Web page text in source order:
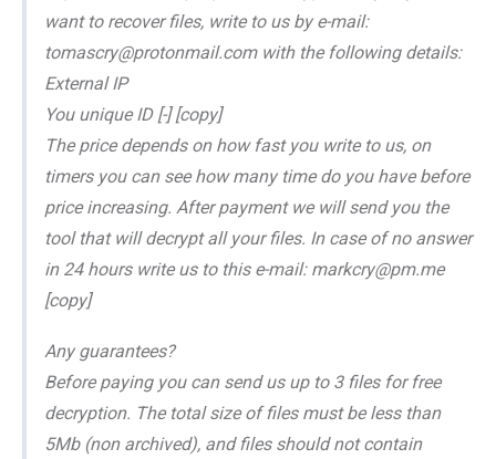
want to recover files, write to us by e-mail:
tomascry@protonmail.com with the following details:
External IP
You unique ID [-] [copy]
The price depends on how fast you write to us, on
timers you can see how many time do you have before
price increasing. After payment we will send you the
tool that will decrypt all your files. In case of no answer
in 24 hours write us to this e-mail: markcry@pm.me
[copy]
Any guarantees?
Before paying you can send us up to 3 files for free
decryption. The total size of files must be less than
5Mb (non archived), and files should not contain